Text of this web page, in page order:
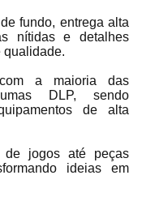
fundo, entrega alta
nítidas e detalhes
qualidade.
com a maioria das
DLP, sendo
de alta
de jogos até peças
ideias em